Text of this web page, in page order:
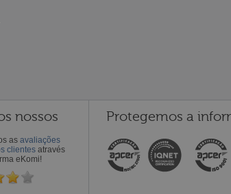
nossos
as avaliações
clientes através
eKomi!
Protegemos a